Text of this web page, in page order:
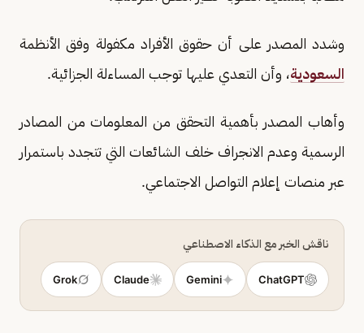
وشدد المصدر على أن حقوق الأفراد مكفولة وفق الأنظمة
السعودية، وأن التعدي عليها توجب المساءلة الجزائية.
وأهاب المصدر بأهمية التحقق من المعلومات من المصادر
الرسمية وعدم الانجراف خلف الشائعات التي تتجدد باستمرار
عبر منصات إعلام التواصل الاجتماعي.
ناقش الخبر مع الذكاء الاصطناعي
ChatGPT
Gemini
Claude
Grok